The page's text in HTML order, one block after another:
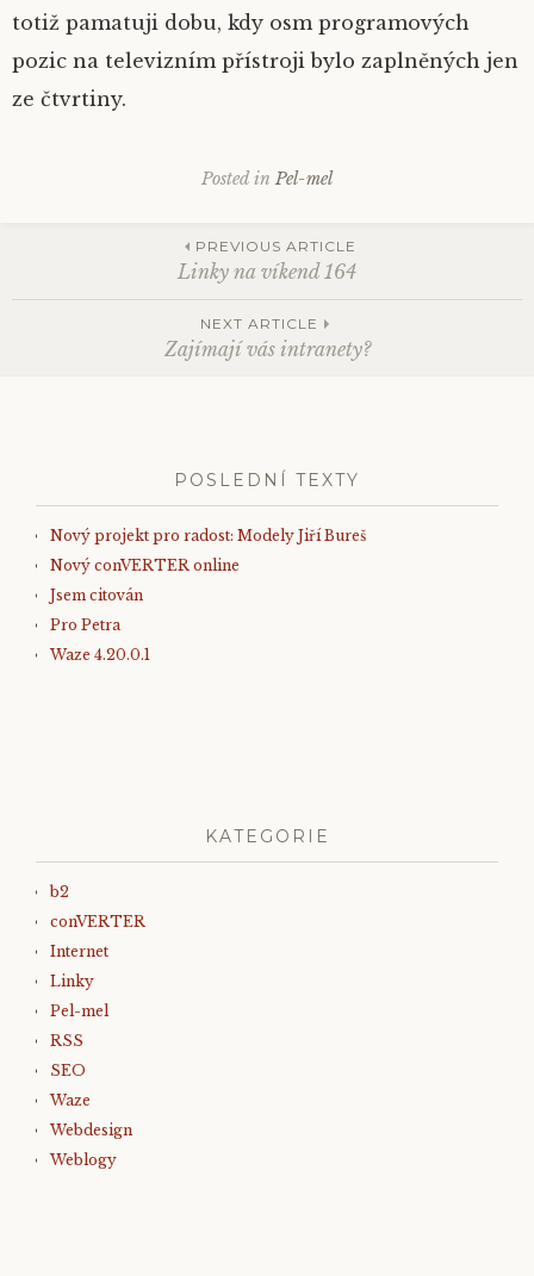
totiž pamatuji dobu, kdy osm programových
pozic na televizním přístroji bylo zaplněných jen
ze čtvrtiny.
Posted in Pel-mel
Post
PREVIOUS ARTICLE
Linky na víkend 164
NEXT ARTICLE
Zajímají vás intranety?
POSLEDNÍ TEXTY
Nový projekt pro radost: Modely Jiří Bureš
Nový conVERTER online
Jsem citován
Pro Petra
Waze 4.20.0.1
KATEGORIE
b2
conVERTER
Internet
Linky
Pel-mel
RSS
SEO
Waze
Webdesign
Weblogy